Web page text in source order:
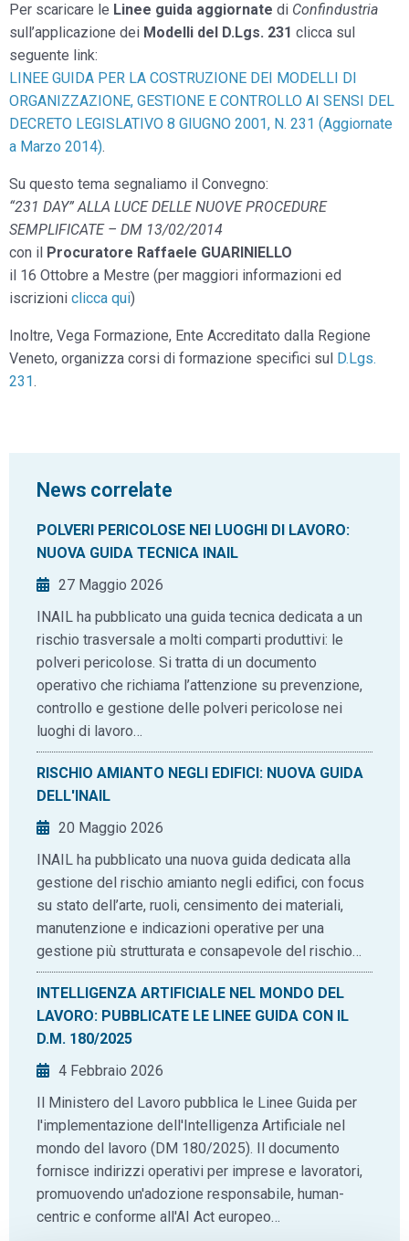
Per scaricare le Linee guida aggiornate di Confindustria
sull’applicazione dei Modelli del D.Lgs. 231 clicca sul
seguente link:
LINEE GUIDA PER LA COSTRUZIONE DEI MODELLI DI
ORGANIZZAZIONE, GESTIONE E CONTROLLO AI SENSI DEL
DECRETO LEGISLATIVO 8 GIUGNO 2001, N. 231 (Aggiornate
a Marzo 2014).
Su questo tema segnaliamo il Convegno:
“231 DAY” ALLA LUCE DELLE NUOVE PROCEDURE
SEMPLIFICATE – DM 13/02/2014
con il Procuratore Raffaele GUARINIELLO
il 16 Ottobre a Mestre (per maggiori informazioni ed
iscrizioni clicca qui)
Inoltre, Vega Formazione, Ente Accreditato dalla Regione
Veneto, organizza corsi di formazione specifici sul D.Lgs.
231.
News correlate
POLVERI PERICOLOSE NEI LUOGHI DI LAVORO:
NUOVA GUIDA TECNICA INAIL
27 Maggio 2026
INAIL ha pubblicato una guida tecnica dedicata a un
rischio trasversale a molti comparti produttivi: le
polveri pericolose. Si tratta di un documento
operativo che richiama l’attenzione su prevenzione,
controllo e gestione delle polveri pericolose nei
luoghi di lavoro…
RISCHIO AMIANTO NEGLI EDIFICI: NUOVA GUIDA
DELL'INAIL
20 Maggio 2026
INAIL ha pubblicato una nuova guida dedicata alla
gestione del rischio amianto negli edifici, con focus
su stato dell’arte, ruoli, censimento dei materiali,
manutenzione e indicazioni operative per una
gestione più strutturata e consapevole del rischio…
INTELLIGENZA ARTIFICIALE NEL MONDO DEL
LAVORO: PUBBLICATE LE LINEE GUIDA CON IL
D.M. 180/2025
4 Febbraio 2026
Il Ministero del Lavoro pubblica le Linee Guida per
l'implementazione dell'Intelligenza Artificiale nel
mondo del lavoro (DM 180/2025). Il documento
fornisce indirizzi operativi per imprese e lavoratori,
promuovendo un'adozione responsabile, human-
centric e conforme all'AI Act europeo…